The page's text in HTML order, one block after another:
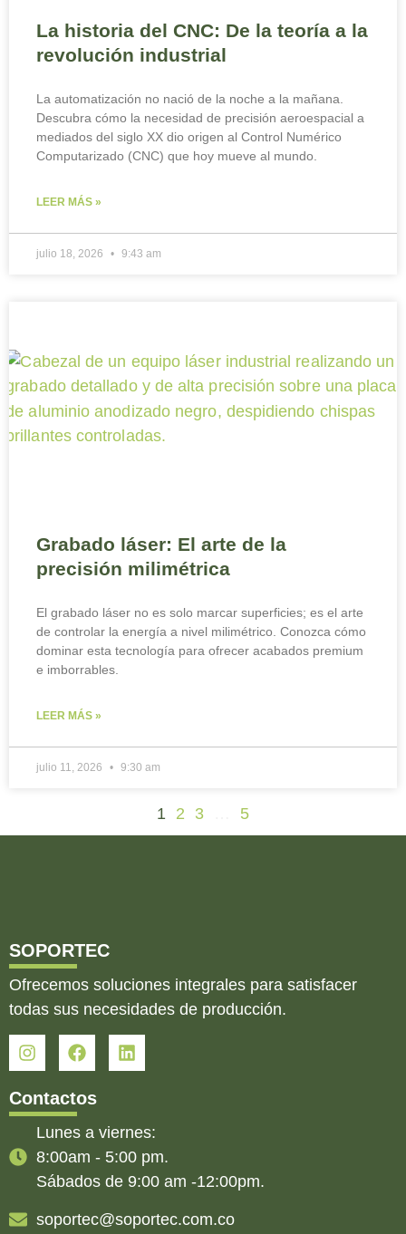
La historia del CNC: De la teoría a la
revolución industrial
La automatización no nació de la noche a la mañana.
Descubra cómo la necesidad de precisión aeroespacial a
mediados del siglo XX dio origen al Control Numérico
Computarizado (CNC) que hoy mueve al mundo.
LEER MÁS »
julio 18, 2026 9:43 am
Grabado láser: El arte de la
precisión milimétrica
El grabado láser no es solo marcar superficies; es el arte
de controlar la energía a nivel milimétrico. Conozca cómo
dominar esta tecnología para ofrecer acabados premium
e imborrables.
LEER MÁS »
julio 11, 2026 9:30 am
1 2 3 5
SOPORTEC
Ofrecemos soluciones integrales para satisfacer
todas sus necesidades de producción.
Contactos
Lunes a viernes:
8:00am - 5:00 pm.
Sábados de 9:00 am -12:00pm.
soportec@soportec.com.co